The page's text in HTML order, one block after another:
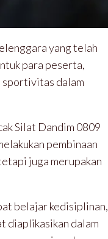
yang telah
para peserta,
sportivitas dalam
Silat Dandim 0809
pembinaan
juga merupakan
belajar kedisiplinan,
diaplikasikan dalam